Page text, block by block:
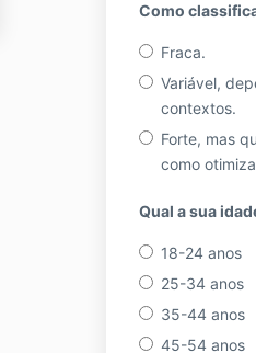
Como
Fraca.
Variável,
contextos.
Forte, mas
como
Qual a sua
18-24 anos
25-34 anos
35-44 anos
45-54 anos